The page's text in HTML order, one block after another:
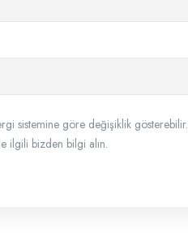
sistemine göre değişiklik gösterebilir.
ilgili bizden bilgi alın.